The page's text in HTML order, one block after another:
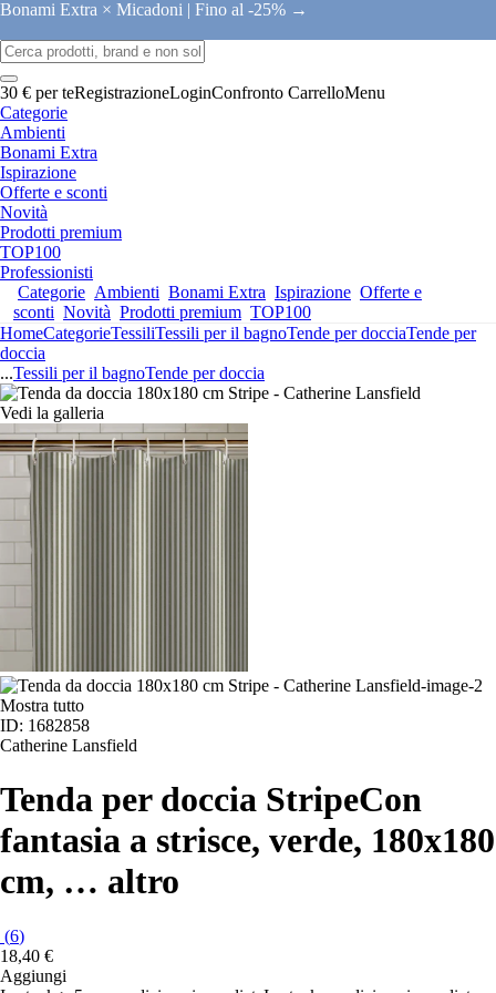
Bonami Extra × Micadoni | Fino al -25% →
30 € per teRegistrazioneLoginConfronto CarrelloMenu
Categorie
Ambienti
Bonami Extra
Ispirazione
Offerte e sconti
Novità
Prodotti premium
TOP100
Professionisti
Categorie Ambienti Bonami Extra Ispirazione Offerte e
sconti Novità Prodotti premium TOP100
HomeCategorieTessiliTessili per il bagnoTende per docciaTende per
doccia
...Tessili per il bagnoTende per doccia
Vedi la galleria
Mostra tutto
ID: 1682858
Catherine Lansfield
Tenda per doccia StripeCon
fantasia a strisce, verde, 180x180
cm, … altro
(6)
18,40 €
Aggiungi